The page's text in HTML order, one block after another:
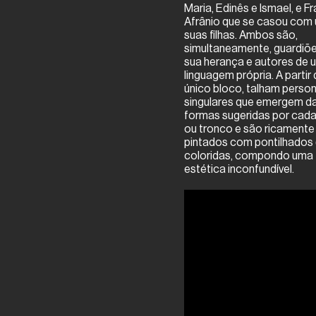
Maria, Edinês e Ismael, e
Afrânio que se casou com
suas filhas. Ambos são,
simultaneamente,
sua herança e autores de
linguagem própria. A partir
único bloco, talham
singulares que emergem
formas sugeridas por
ou tronco e são ricamente
pintados com pontilhados
coloridas, compondo uma
estética inconfundível.
Em até 3x deR$163,33
sem juros
Comprar
Em até